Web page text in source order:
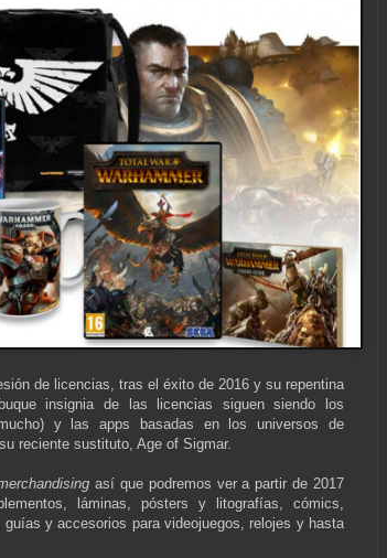
de licencias, tras el éxito de 2016 y su repentina
insignia de las licencias siguen siendo los
y las apps basadas en los universos de
reciente sustituto, Age of Sigmar.
así que podremos ver a partir de 2017
láminas, pósters y litografías, cómics,
y accesorios para videojuegos, relojes y hasta